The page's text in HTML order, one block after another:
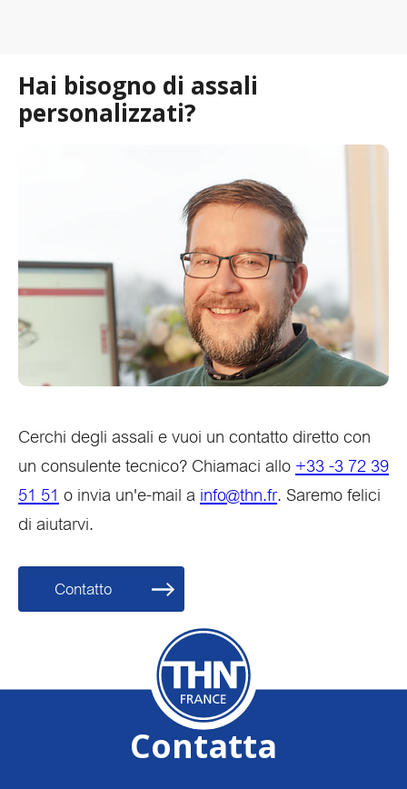
Hai bisogno di assali
personalizzati?
Cerchi degli assali e vuoi un contatto diretto con
un consulente tecnico? Chiamaci allo +33 -3 72 39
51 51 o invia un'e-mail a info@thn.fr. Saremo felici
di aiutarvi.
Contatto
Contatta